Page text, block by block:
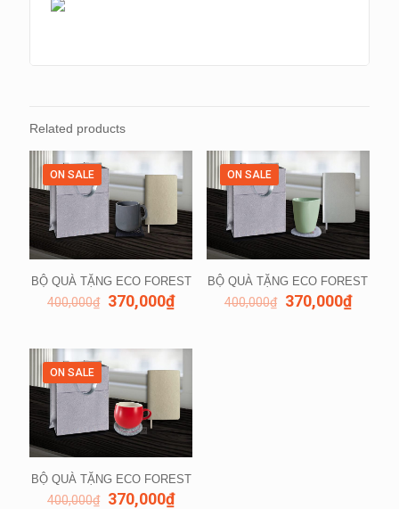
Related products
ON SALE
BỘ QUÀ TẶNG ECO FOREST
400,000₫ 370,000₫
ON SALE
BỘ QUÀ TẶNG ECO FOREST
400,000₫ 370,000₫
ON SALE
BỘ QUÀ TẶNG ECO FOREST
400,000₫ 370,000₫